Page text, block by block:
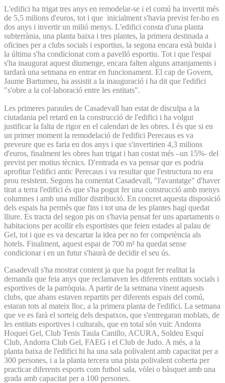
L'edifici ha trigat tres anys en remodelar-se i el comú ha invertit més
de 5,5 milions d'euros, tot i que inicialment s'havia previst fer-ho en
dos anys i invertir un milió menys. L'edifici consta d'una planta
subterrània, una planta baixa i tres plantes, la primera destinada a
oficines per a clubs socials i esportius, la segona encara està buida i
la última s'ha condicionat com a pavelló esportiu. Tot i que l'espai
s'ha inaugurat aquest diumenge, encara falten alguns arranjaments i
tardarà una setmana en entrar en funcionament. El cap de Govern,
Jaume Bartumeu, ha assistit a la inauguració i ha dit que l'edifici
"s'obre a la col·laboració entre les entitats".
Les primeres paraules de Casadevall han estat de disculpa a la
ciutadania pel retard en la construcció de l'edifici i ha volgut
justificar la falta de rigor en el calendari de les obres. I és que si en
un primer moment la remodelació de l'edifici Perecaus es va
preveure que es faria en dos anys i que s'invertirien 4,3 milions
d'euros, finalment les obres han trigat i han costat més –un 15%- del
previst per motius tècnics. D'entrada es va pensar que es podria
aprofitar l'edifici antic Perecaus i va resultar que l'estructura no era
prou resistent. Segons ha comentat Casadevall, "l'avantatge" d'haver
tirat a terra l'edifici és que s'ha pogut fer una construcció amb menys
columnes i amb una millor distribució. En concret aquesta disposició
dels espais ha permès que fins i tot una de les plantes hagi quedat
lliure. Es tracta del segon pis on s'havia pensat fer uns apartaments o
habitacions per acollir els esportistes que feien estades al palau de
Gel, tot i que es va descartar la idea per no fer competència als
hotels. Finalment, aquest espai de 700 m² ha quedat sense
condicionar i en un futur s'haurà de decidir el seu ús.
Casadevall s'ha mostrat content ja que ha pogut fer realitat la
demanda que feia anys que reclamaven les diferents entitats socials i
esportives de la parròquia. A partir de la setmana vinent aquests
clubs, que abans estaven repartits per diferents espais del comú,
estaran tots al mateix lloc, a la primera planta de l'edifici. La setmana
que ve es farà el sorteig dels despatxos, que s'entregaran moblats, de
les entitats esportives i culturals, que en total són vuit: Andorra
Hoquei Gel, Club Tenis Taula Canillo, ACURA, Soldeu Esquí
Club, Andorra Club Gel, FAEG i el Club de Judo. A més, a la
planta baixa de l'edifici hi ha una sala polivalent amb capacitat per a
300 persones, i a la planta tercera una pista polivalent coberta per
practicar diferents esports com futbol sala, vòlei o bàsquet amb una
grada amb capacitat per a 100 persones.